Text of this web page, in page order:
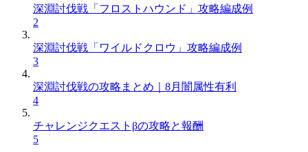
深淵討伐戦「フロストハウンド」攻略編成例
2
深淵討伐戦「ワイルドクロウ」攻略編成例
3
深淵討伐戦の攻略まとめ｜8月闇属性有利
4
チャレンジクエストβの攻略と報酬
5